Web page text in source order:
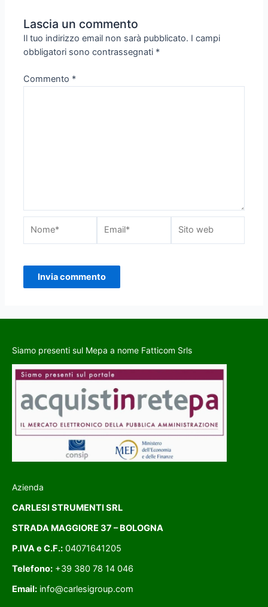
Lascia un commento
Il tuo indirizzo email non sarà pubblicato. I campi
obbligatori sono contrassegnati *
Commento *
Siamo presenti sul Mepa a nome Fatticom Srls
Azienda
CARLESI STRUMENTI SRL
STRADA MAGGIORE 37 – BOLOGNA
P.IVA e C.F.: 04071641205
Telefono: +39 380 78 14 046
Email: info@carlesigroup.com